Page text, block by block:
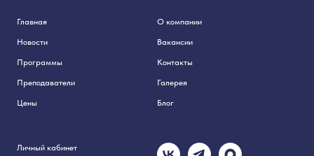
Главная
Новости
Программы
Преподаватели
Цены
О компании
Вакансии
Контакты
Галерея
Блог
Личный кабинет